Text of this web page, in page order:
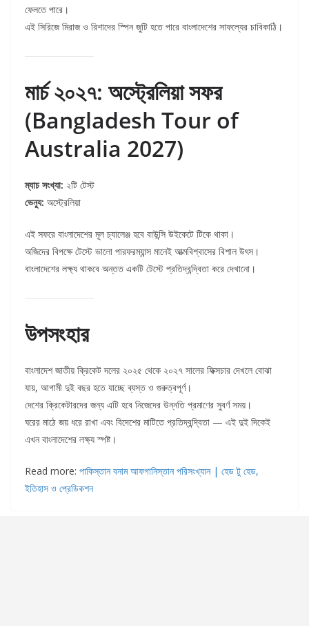
ফেলতে পারে।
এই সিরিজে মিরাজ ও রিশাদের স্পিন জুটি হতে পারে বাংলাদেশের সাফল্যের চাবিকাঠি।
মার্চ ২০২৭: অস্ট্রেলিয়া সফর
(Bangladesh Tour of
Australia 2027)
ম্যাচ সংখ্যা: ২টি টেস্ট
ভেন্যু: অস্ট্রেলিয়া
এই সফরে বাংলাদেশের মূল চ্যালেঞ্জ হবে বাউন্সি উইকেটে টিকে থাকা।
অজিদের বিপক্ষে টেস্টে ভালো পারফরম্যান্স মানেই আত্মবিশ্বাসের বিশাল উৎস।
বাংলাদেশের লক্ষ্য থাকবে অন্তত একটি টেস্টে প্রতিদ্বন্দ্বিতা করে দেখানো।
উপসংহার
বাংলাদেশ জাতীয় ক্রিকেট দলের ২০২৫ থেকে ২০২৭ সালের ফিক্সচার দেখলে বোঝা
যায়, আগামী দুই বছর হতে যাচ্ছে ব্যস্ত ও গুরুত্বপূর্ণ।
দেশের ক্রিকেটারদের জন্য এটি হবে নিজেদের উন্নতি প্রমাণের সুবর্ণ সময়।
ঘরের মাঠে জয় ধরে রাখা এবং বিদেশের মাটিতে প্রতিদ্বন্দ্বিতা — এই দুই দিকেই
এখন বাংলাদেশের লক্ষ্য স্পষ্ট।
Read more: পাকিস্তান বনাম আফগানিস্তান পরিসংখ্যান | হেড টু হেড,
ইতিহাস ও প্রেডিকশন